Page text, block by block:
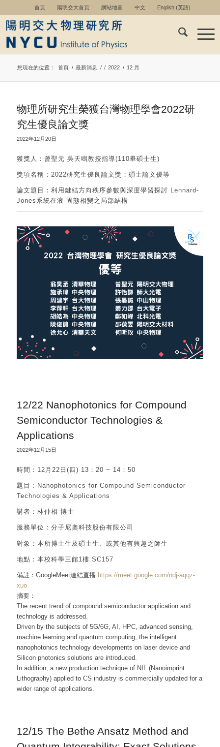
首頁 陽明交大首頁 網站地圖 中文 English(英語)
您現在的位置： 首頁 / 最新消息 / / 2022 / 12 月
物理所研究生榮獲台灣物理學會2022研
究生優良論文獎
2022年12月20日
獲獎人：曾聖元 吳天鳴教授指導(110畢碩士生)
獎項名稱：2022研究生優良論文獎：碩士論文優等
論文題目：利用鍵結方向秩序參數與深度學習探討 Lennard-
Jones系統在液-固態相變之局部結構
12/22 Nanophotonics for Compound
Semiconductor Technologies &
Applications
2022年12月15日
時間：12月22日(四) 13：20 ~ 14：50
題目：Nanophotonics for Compound Semiconductor
Technologies & Applications
講者：林仲相 博士
服務單位：分子尼奧科技股份有限公司
對象：本所博士生及碩士生、或其他有興趣之師生
地點：本校科學三館1樓 SC157
備註：GoogleMeet連結直播 https://meet.google.com/ndj-aqqz-
xuo
摘要：
The recent trend of compound semiconductor application and
technology is addressed.
Driven by the subjects of 5G/6G, AI, HPC, advanced sensing,
machine learning and quantum computing, the intelligent
nanophotonics technology developments on laser device and
Silicon photonics solutions are introduced.
In addition, a new production technique of NIL (Nanoimprint
Lithography) applied to CS industry is commercially updated for a
wider range of applications.
12/15 The Bethe Ansatz Method and